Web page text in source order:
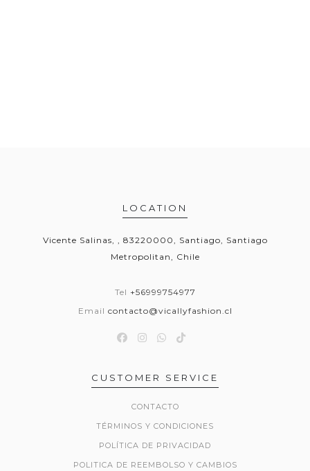
LOCATION
Vicente Salinas, , 83220000, Santiago, Santiago
Metropolitan, Chile
Tel +56999754977
Email contacto@vicallyfashion.cl
CUSTOMER SERVICE
CONTACTO
TÉRMINOS Y CONDICIONES
POLÍTICA DE PRIVACIDAD
POLITICA DE REEMBOLSO Y CAMBIOS